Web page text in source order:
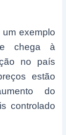
um exemplo
chega à
no país
estão
do
controlado